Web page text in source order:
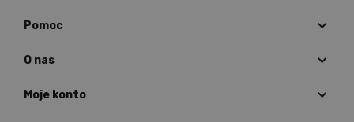
Pomoc
O nas
Moje konto